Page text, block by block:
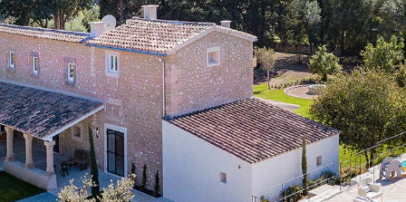
Testimonials
Kontakt
en/es/de